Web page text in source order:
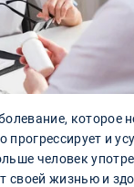
которое
прогрессирует и
человек
своей жизнью и